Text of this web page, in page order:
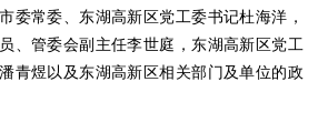
委常委、东湖高新区党工委书记杜海洋，
、管委会副主任李世庭，东湖高新区党工
青煜以及东湖高新区相关部门及单位的政